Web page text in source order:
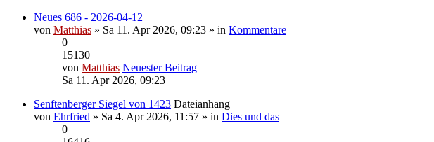
Neues 686 - 2026-04-12
von Matthias » Sa 11. Apr 2026, 09:23 » in Kommentare
0
15130
von Matthias Neuester Beitrag
Sa 11. Apr 2026, 09:23
Senftenberger Siegel von 1423 Dateianhang
von Ehrfried » Sa 4. Apr 2026, 11:57 » in Dies und das
0